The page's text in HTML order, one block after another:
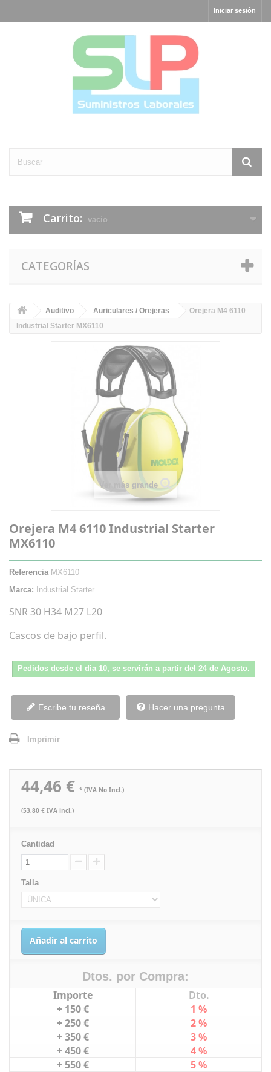
Iniciar sesión
Carrito: vacío
CATEGORÍAS
Auditivo Auriculares / Orejeras
Orejera M4 6110
Industrial Starter MX6110
Ver más grande
Orejera M4 6110 Industrial Starter
MX6110
Referencia MX6110
Marca:
Industrial Starter
SNR 30 H34 M27 L20
Cascos de bajo perfil.
Pedidos desde el dia 10, se servirán a partir del 24 de Agosto.
Escribe tu reseña Hacer una pregunta
Imprimir
44,46 € * (IVA No Incl.)
(53,80 € IVA incl.)
Cantidad
Talla
Añadir al carrito
Dtos. por Compra:
Importe
Dto.
+ 150 €
1 %
+ 250 €
2 %
+ 350 €
3 %
+ 450 €
4 %
+ 550 €
5 %